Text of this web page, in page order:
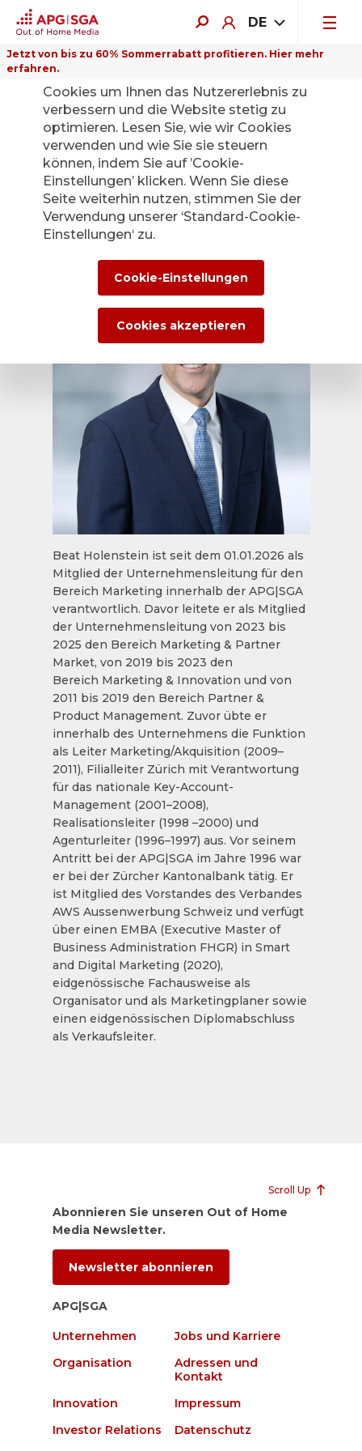
DE
Jetzt von bis zu 60% Sommerrabatt profitieren. Hier mehr
erfahren.
Beat Holenstein
Marketing
Beat Holenstein ist seit dem 01.01.2026 als
Mitglied der Unternehmensleitung für den
Bereich Marketing innerhalb der APG|SGA
verantwortlich. Davor leitete er als Mitglied
der Unternehmensleitung von 2023 bis
2025 den Bereich Marketing & Partner
Market, von 2019 bis 2023 den
Bereich Marketing & Innovation und von
2011 bis 2019 den Bereich Partner &
Product Management. Zuvor übte er
innerhalb des Unternehmens die Funktion
als Leiter Marketing/Akquisition (2009–
2011), Filialleiter Zürich mit Verantwortung
für das nationale Key-Account-
Management (2001–2008),
Realisationsleiter (1998 –2000) und
Agenturleiter (1996–1997) aus. Vor seinem
Antritt bei der APG|SGA im Jahre 1996 war
er bei der Zürcher Kantonalbank tätig. Er
ist Mitglied des Vorstandes des Verbandes
AWS Aussenwerbung Schweiz und verfügt
über einen EMBA (Executive Master of
Business Administration FHGR) in Smart
and Digital Marketing (2020),
eidgenössische Fachausweise als
Organisator und als Marketingplaner sowie
einen eidgenössischen Diplomabschluss
als Verkaufsleiter.
Scroll Up
Abonnieren Sie unseren Out of Home
Media Newsletter.
Newsletter abonnieren
APG|SGA
Unternehmen
Jobs und Karriere
Organisation
Adressen und
Kontakt
Innovation
Impressum
Investor Relations
Datenschutz
Auf dieser Website verwenden wir
Cookies um Ihnen das Nutzererlebnis zu
verbessern und die Website stetig zu
optimieren. Lesen Sie, wie wir Cookies
verwenden und wie Sie sie steuern
können, indem Sie auf ’Cookie-
Einstellungen’ klicken. Wenn Sie diese
Seite weiterhin nutzen, stimmen Sie der
Verwendung unserer ‘Standard-Cookie-
Einstellungen‘ zu.
Cookie-Einstellungen
Cookies akzeptieren